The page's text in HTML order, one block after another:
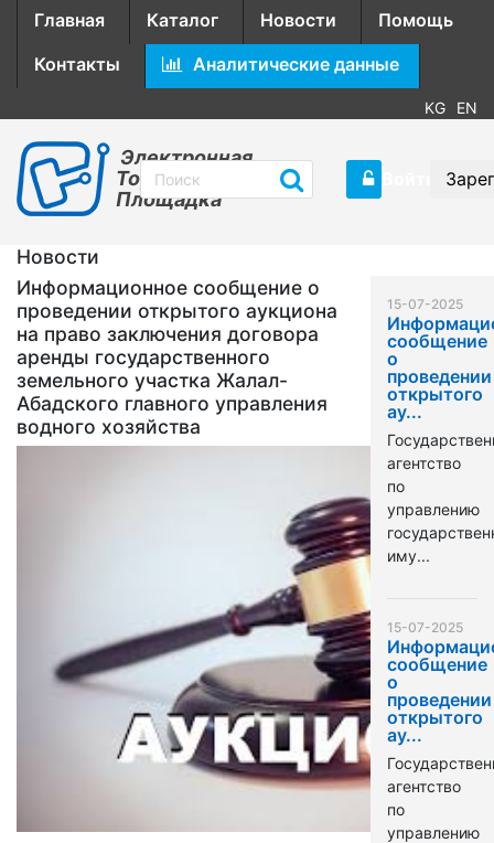
Главная Каталог Новости
Помощь
Контакты
Аналитические данные
KG EN
Электронная
Торговая
Площадка
Новости
Информационное сообщение о
проведении открытого аукциона
на право заключения договора
аренды государственного
земельного участка Жалал-
Абадского главного управления
водного хозяйства
15-07-2025
сообщение
о
проведении
открытого
ау...
агентство
по
управлению
иму...
15-07-2025
сообщение
о
проведении
открытого
ау...
агентство
по
управлению